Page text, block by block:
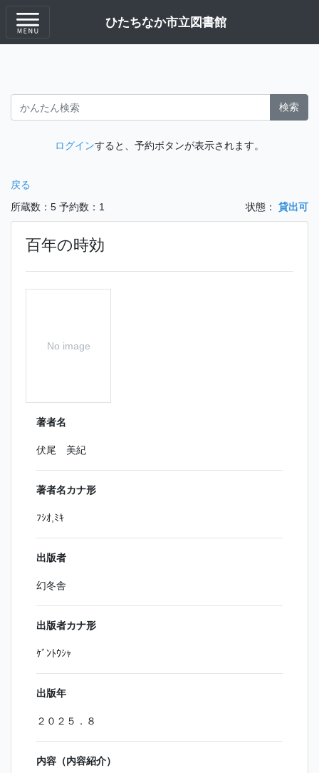
ひたちなか市立図書館
検索
ログインすると、予約ボタンが表示されます。
戻る
所蔵数：5 予約数：1 状態： 貸出可
百年の時効
No image
著者名
伏尾 美紀
著者名カナ形
ﾌｼｵ,ﾐｷ
出版者
幻冬舎
出版者カナ形
ｹﾞﾝﾄｳｼｬ
出版年
２０２５．８
内容（内容紹介）